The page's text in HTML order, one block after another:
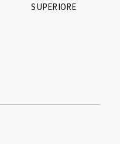
SUPERIORE